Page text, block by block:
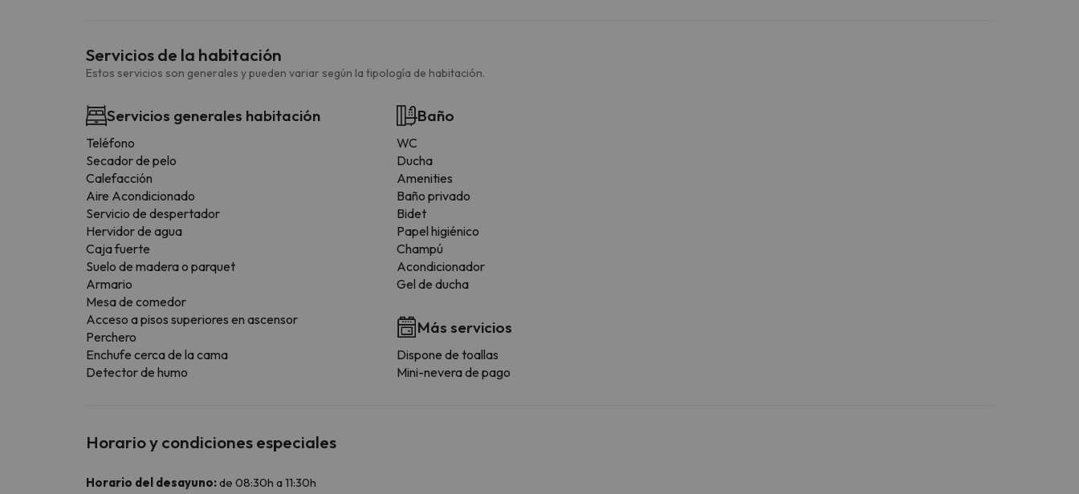
Servicios de la habitación
Estos servicios son generales y pueden variar según la tipología de habitación.
Servicios generales habitación
Teléfono
Secador de pelo
Calefacción
Aire Acondicionado
Servicio de despertador
Hervidor de agua
Caja fuerte
Suelo de madera o parquet
Armario
Mesa de comedor
Acceso a pisos superiores en ascensor
Perchero
Enchufe cerca de la cama
Detector de humo
Baño
WC
Ducha
Amenities
Baño privado
Bidet
Papel higiénico
Champú
Acondicionador
Gel de ducha
Más servicios
Dispone de toallas
Mini-nevera de pago
Horario y condiciones especiales
Horario del desayuno:de 08:30h a 11:30h